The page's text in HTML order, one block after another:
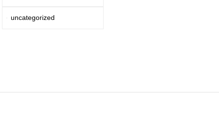
uncategorized